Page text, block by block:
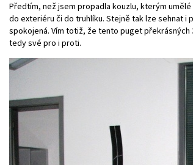
Předtím, než jsem propadla kouzlu, kterým
do exteriéru či do truhlíku. Stejně tak lze sehnat i
spokojená. Vím totiž, že tento puget
tedy své pro i proti.